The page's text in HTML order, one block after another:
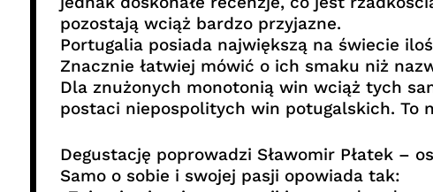
pozostają wciąż bardzo przyjazne.
Portugalia posiada największą na świecie
Znacznie łatwiej mówić o ich smaku niż
Dla znużonych monotonią win wciąż tych
postaci niepospolitych win potugalskich. To
Degustację poprowadzi Sławomir Płatek –
Samo o sobie i swojej pasji opowiada tak: